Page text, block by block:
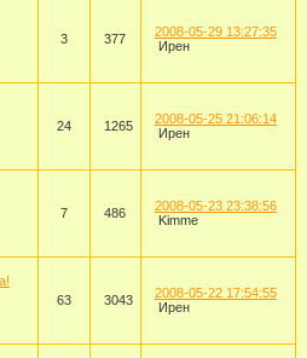
3 377
2008-05-29 13:27:35
Ирен
24 1265
2008-05-25 21:06:14
Ирен
7 486
2008-05-23 23:38:56
Kimme
63 3043
2008-05-22 17:54:55
Ирен